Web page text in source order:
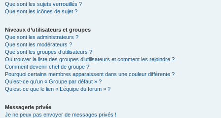
Que sont les sujets verrouillés ?
Que sont les icônes de sujet ?
Niveaux d’utilisateurs et groupes
Que sont les administrateurs ?
Que sont les modérateurs ?
Que sont les groupes d’utilisateurs ?
Où trouver la liste des groupes d’utilisateurs et comment les rejoindre ?
Comment devenir chef de groupe ?
Pourquoi certains membres apparaissent dans une couleur différente ?
Qu’est-ce qu’un « Groupe par défaut » ?
Qu’est-ce que le lien « L’équipe du forum » ?
Messagerie privée
Je ne peux pas envoyer de messages privés !